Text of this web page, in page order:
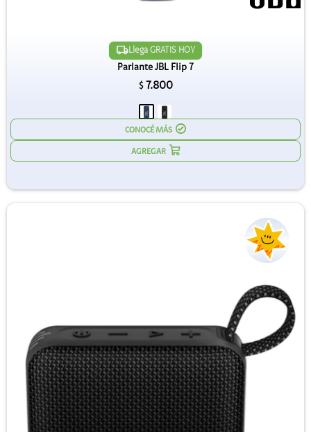
Llega GRATIS HOY
Parlante JBL Flip 7
$ 7.800
CONOCÉ MÁS